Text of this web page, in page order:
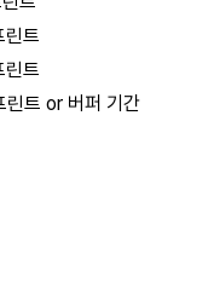
트
트
트 or 버퍼 기간